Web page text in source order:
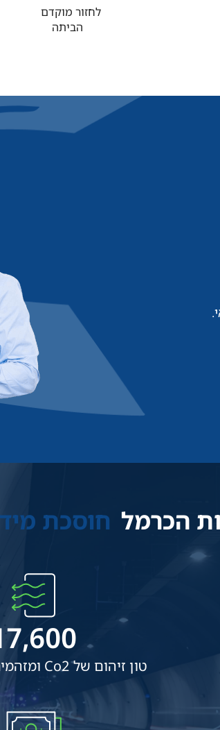
לחזור מוקדם
הביתה
הכרמל חוסכת
טון זיהום של Co2 ומזהמים רבים אחרים